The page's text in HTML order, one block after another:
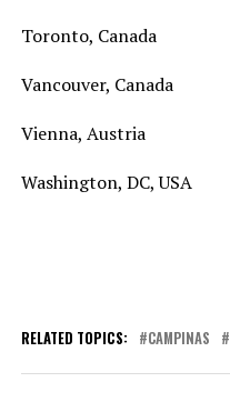
Toronto, Canada
Vancouver, Canada
Vienna, Austria
Washington, DC, USA
RELATED TOPICS: CAMPINAS